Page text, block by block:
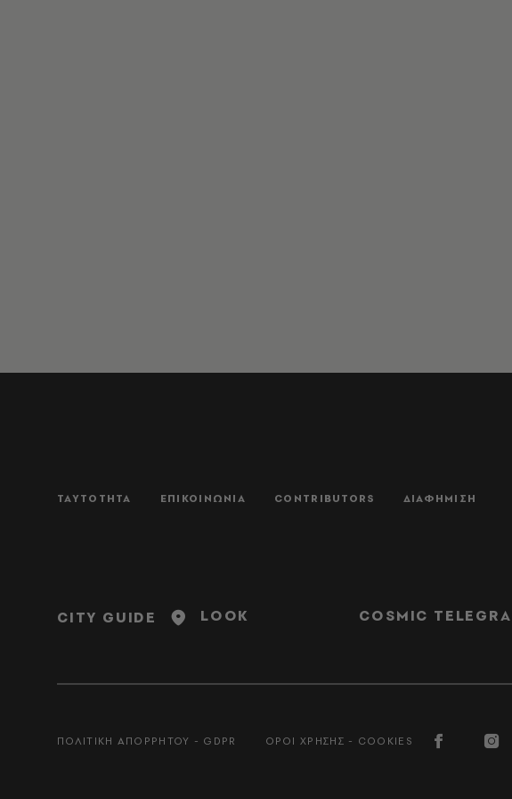
ΤΑΥΤΟΤΗΤΑ ΕΠΙΚΟΙΝΩΝΙΑ CONTRIBUTORS ΔΙΑΦΗΜΙΣΗ
CITY GUIDE LOOK COSMIC
ΠΟΛΙΤΙΚΗ ΑΠΟΡΡΗΤΟΥ - GDPR ΟΡΟΙ ΧΡΗΣΗΣ - COOKIES